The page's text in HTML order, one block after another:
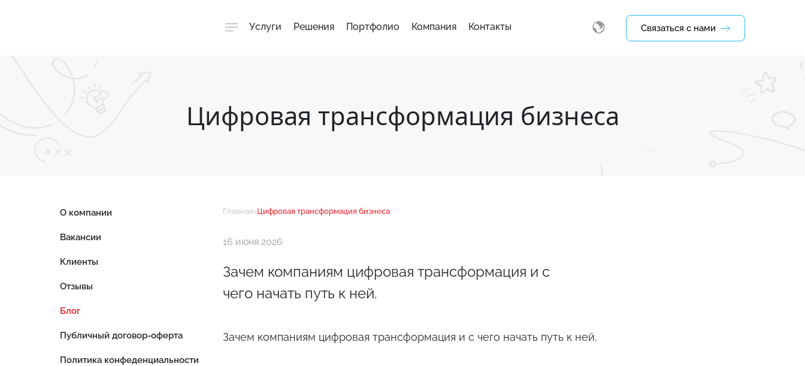
Услуги Решения Портфолио Компания Контакты Связаться с нами
Цифровая трансформация бизнеса
О компании
Вакансии
Клиенты
Отзывы
Блог
Публичный договор-оферта
Политика конфеденциальности
Главная›Цифровая трансформация бизнеса
16 июня 2026
Зачем компаниям цифровая трансформация и с
чего начать путь к ней.
Зачем компаниям цифровая трансформация и с чего начать путь к ней.